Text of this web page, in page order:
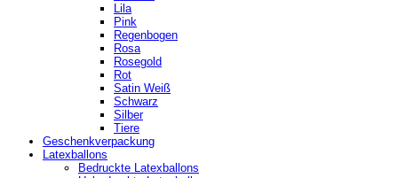
Lila
Pink
Regenbogen
Rosa
Rosegold
Rot
Satin Weiß
Schwarz
Silber
Tiere
Geschenkverpackung
Latexballons
Bedruckte Latexballons